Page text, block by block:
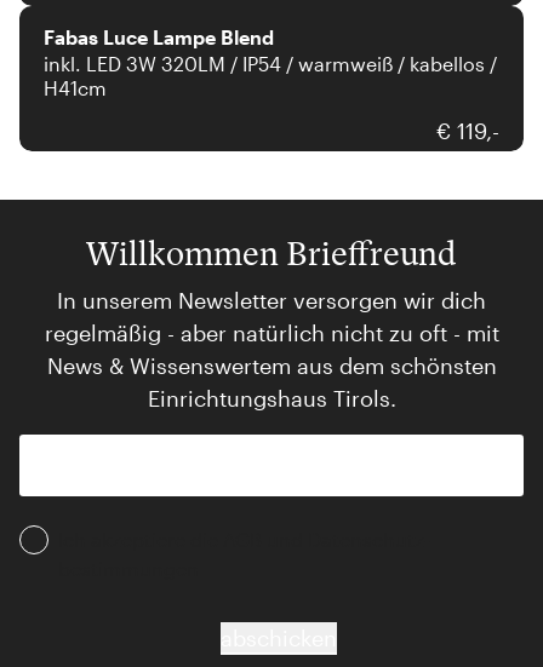
Fabas Luce Lampe Blend
inkl. LED 3W 320LM / IP54 / warmweiß / kabellos /
H41cm
€ 119,-
Willkommen Brieffreund
In unserem Newsletter versorgen wir dich
regelmäßig - aber natürlich nicht zu oft - mit
News & Wissenswertem aus dem schönsten
Einrichtungshaus Tirols.